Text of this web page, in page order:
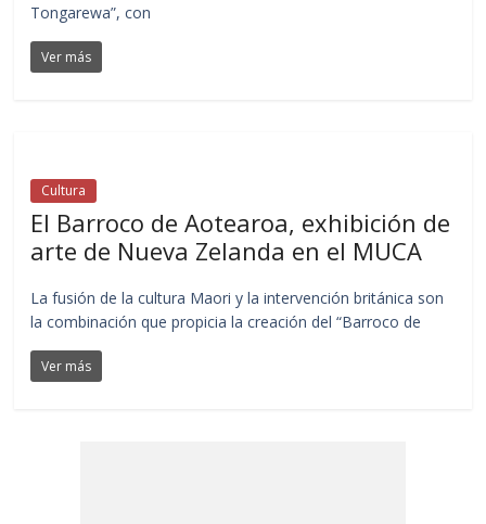
Tongarewa”, con
Ver más
Cultura
El Barroco de Aotearoa, exhibición de
arte de Nueva Zelanda en el MUCA
La fusión de la cultura Maori y la intervención británica son
la combinación que propicia la creación del “Barroco de
Ver más